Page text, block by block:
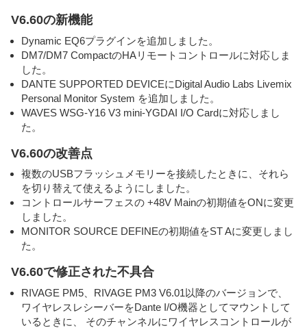
V6.60の新機能
Dynamic EQ6プラグインを追加しました。
DM7/DM7 CompactのHAリモートコントロールに対応しま
した。
DANTE SUPPORTED DEVICEにDigital Audio Labs Livemix
Personal Monitor System を追加しました。
WAVES WSG-Y16 V3 mini-YGDAI I/O Cardに対応しまし
た。
V6.60の改善点
複数のUSBフラッシュメモリーを接続したときに、それら
を切り替えて使えるようにしました。
コントロールサーフェスの +48V Mainの初期値をONに変更
しました。
MONITOR SOURCE DEFINEの初期値をST Aに変更しまし
た。
V6.60で修正された不具合
RIVAGE PM5、RIVAGE PM3 V6.01以降のバージョンで、
ワイヤレスレシーバーをDante I/O機器としてマウントして
いるときに、 そのチャンネルにワイヤレスコントロールが